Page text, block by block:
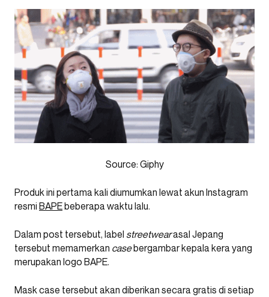
Source: Giphy
Produk ini pertama kali diumumkan lewat akun Instagram
resmi BAPEbeberapa waktu lalu.
Dalam post tersebut, label streetwearasal Jepang
tersebut memamerkan casebergambar kepala kera yang
merupakan logo BAPE.
Mask case tersebut akan diberikan secara gratis di setiap